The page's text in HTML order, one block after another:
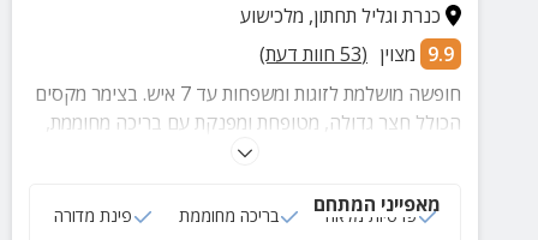
כנרת וגליל תחתון, מלכישוע
9.9 מצוין (
53 חוות דעת)
חופשה מושלמת לזוגות ומשפחות עד 7 איש. בצימר מקסים
הכולל חצר גדולה, מטופחת ומפנקת עם בריכה מחוממת,
פינת מדורה, מרפסת ומדשאה גדולה.
מאפייני המתחם
פרטיות מלאה בריכה מחוממת פינת מדורה